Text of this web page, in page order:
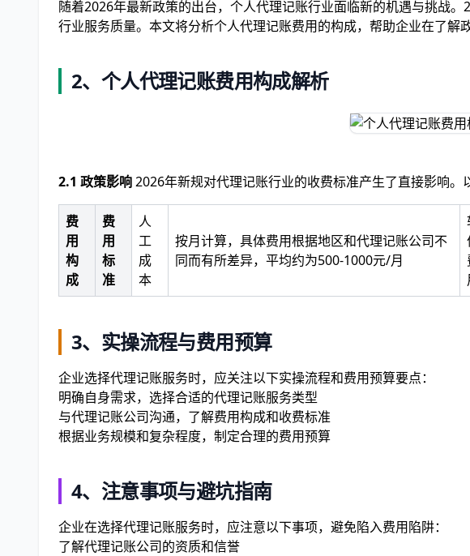
随着2026年最新政策的出台，个人代理记账行业面临新的机遇与挑战
行业服务质量。本文将分析个人代理记账费用的构成，帮助企业在了解
2、个人代理记账费用构成解析
2.1 政策影响2026年新规对代理记账行业的收费标准产生了直接影响。
费
用
构
成
费
用
标
准
人
工
成
本
按月计算，具体费用根据地区和代理记账公司不
同而有所差异，平均约为500-1000元/月
3、实操流程与费用预算
企业选择代理记账服务时，应关注以下实操流程和费用预算要点：
明确自身需求，选择合适的代理记账服务类型
与代理记账公司沟通，了解费用构成和收费标准
根据业务规模和复杂程度，制定合理的费用预算
4、注意事项与避坑指南
企业在选择代理记账服务时，应注意以下事项，避免陷入费用陷阱：
了解代理记账公司的资质和信誉